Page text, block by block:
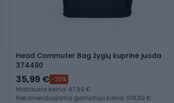
Head Commuter Bag žygių kuprinė juoda
374490
35,99 € -25%
Mažiausia kaina: 47,99 €
Rekomenduojama gamintojo kaina: 109,99 €